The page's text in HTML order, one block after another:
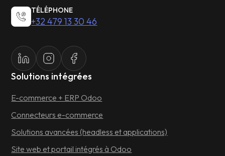
TÉLÉPHONE
+32 479 13 30 46
Solutions intégrées
E-commerce + ERP Odoo
Connecteurs e-commerce
Solutions avancées (headless et applications)
Site web et portail intégrés à Odoo